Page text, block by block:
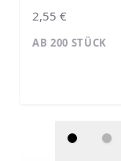
2,55 €
AB 200 STÜCK